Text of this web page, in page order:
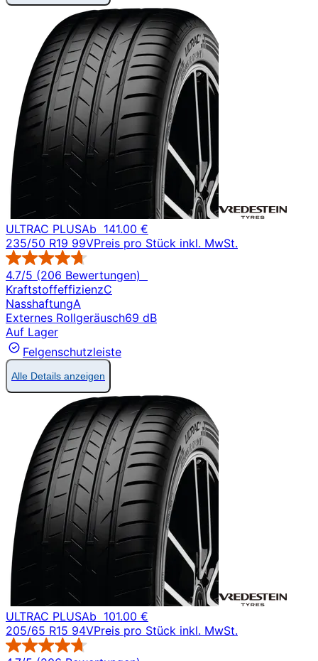
ULTRAC PLUSAb 141.00 €
235/50 R19 99VPreis pro Stück inkl. MwSt.
4.7/5 (206 Bewertungen)
KraftstoffeffizienzC
NasshaftungA
Externes Rollgeräusch69 dB
Auf Lager
Felgenschutzleiste
Alle Details anzeigen
ULTRAC PLUSAb 101.00 €
205/65 R15 94VPreis pro Stück inkl. MwSt.